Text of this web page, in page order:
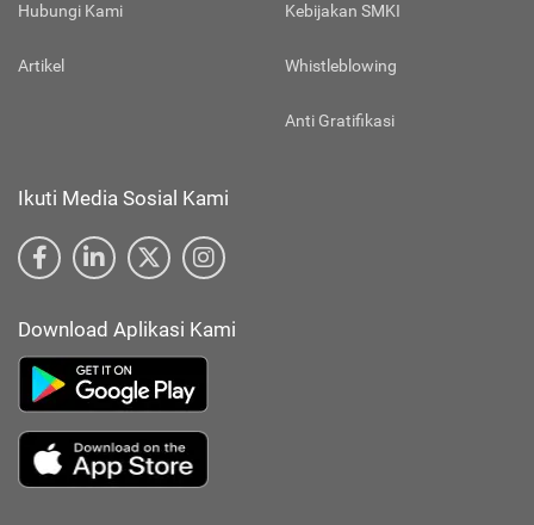
Hubungi Kami
Artikel
Kebijakan SMKI
Whistleblowing
Anti Gratifikasi
Ikuti Media Sosial Kami
Download Aplikasi Kami